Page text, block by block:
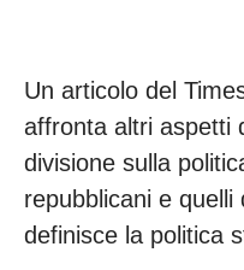
Un articolo del
affronta altri aspetti
divisione sulla
repubblicani e
definisce la politica